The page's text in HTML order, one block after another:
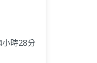
小時28分